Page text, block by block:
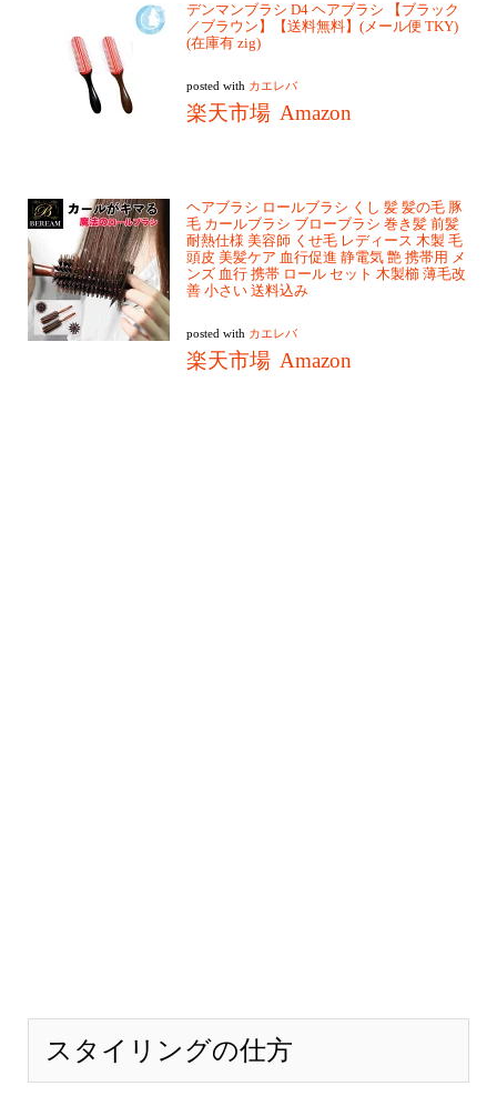
デンマンブラシ D4 ヘアブラシ 【ブラック
／ブラウン】【送料無料】(メール便 TKY)
(在庫有 zig)
posted with カエレバ
楽天市場 Amazon
ヘアブラシ ロールブラシ くし 髪 髪の毛 豚
毛 カールブラシ ブローブラシ 巻き髪 前髪
耐熱仕様 美容師 くせ毛 レディース 木製 毛
頭皮 美髪ケア 血行促進 静電気 艶 携帯用 メ
ンズ 血行 携帯 ロール セット 木製櫛 薄毛改
善 小さい 送料込み
posted with カエレバ
楽天市場 Amazon
スタイリングの仕方